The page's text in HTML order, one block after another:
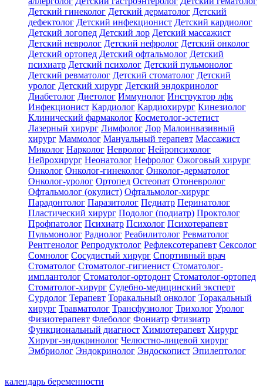
Детский гинеколог Детский дерматолог Детский
дефектолог Детский инфекционист Детский кардиолог
Детский логопед Детский лор Детский массажист
Детский невролог Детский нефролог Детский онколог
Детский ортопед Детский офтальмолог Детский
психиатр Детский психолог Детский пульмонолог
Детский ревматолог Детский стоматолог Детский
уролог Детский хирург Детский эндокринолог
Диабетолог Диетолог Иммунолог Инструктор лфк
Инфекционист Кардиолог Кардиохирург Кинезиолог
Клинический фармаколог Косметолог-эстетист
Лазерный хирург Лимфолог Лор Малоинвазивный
хирург Маммолог Мануальный терапевт Массажист
Миколог Нарколог Невролог Нейропсихолог
Нейрохирург Неонатолог Нефролог Ожоговый хирург
Онколог Онколог-гинеколог Онколог-дерматолог
Онколог-уролог Ортопед Остеопат Отоневролог
Офтальмолог (окулист) Офтальмолог-хирург
Парадонтолог Паразитолог Педиатр Перинатолог
Пластический хирург Подолог (подиатр) Проктолог
Профпатолог Психиатр Психолог Психотерапевт
Пульмонолог Радиолог Реабилитолог Ревматолог
Рентгенолог Репродуктолог Рефлексотерапевт Сексолог
Сомнолог Сосудистый хирург Спортивный врач
Стоматолог Стоматолог-гигиенист Стоматолог-
имплантолог Стоматолог-ортодонт Стоматолог-ортопед
Стоматолог-хирург Судебно-медицинский эксперт
Сурдолог Терапевт Торакальный онколог Торакальный
хирург Травматолог Трансфузиолог Трихолог Уролог
Физиотерапевт Флеболог Фониатр Фтизиатр
Функциональный диагност Химиотерапевт Хирург
Хирург-эндокринолог Челюстно-лицевой хирург
Эмбриолог Эндокринолог Эндоскопист Эпилептолог
календарь беременности